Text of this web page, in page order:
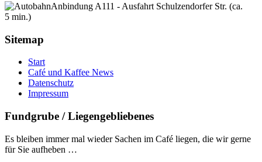
Anbindung A111 - Ausfahrt Schulzendorfer Str. (ca.
5 min.)
Sitemap
Start
Café und Kaffee News
Datenschutz
Impressum
Fundgrube / Liegengebliebenes
Es bleiben immer mal wieder Sachen im Café liegen, die wir gerne
für Sie aufheben …